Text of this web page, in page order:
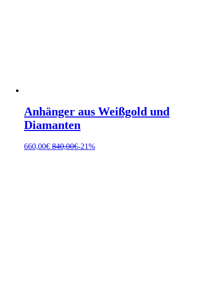
Anhänger aus Weißgold und
Diamanten
660,00€ 840,00€-21%